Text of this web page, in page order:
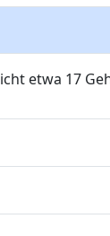
etwa 17